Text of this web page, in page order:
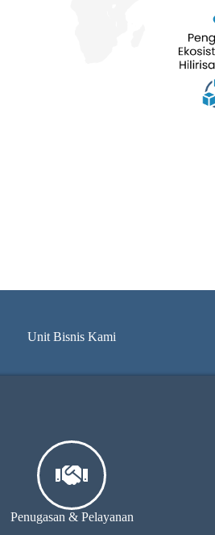
Unit Bisnis Kami
Penugasan & Pelayanan